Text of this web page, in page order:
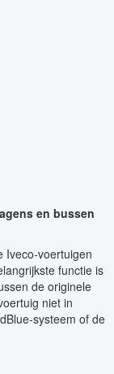
en bussen
Iveco-voertuigen
functie is
de originele
niet in
systeem of de